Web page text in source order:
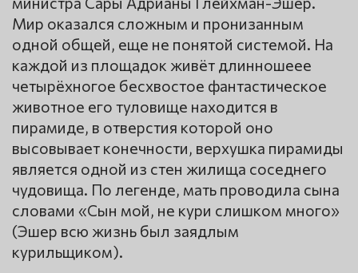
Мир оказался сложным и пронизанным
одной общей, еще не понятой системой. На
каждой из площадок живёт длинношеее
четырёхногое бесхвостое фантастическое
животное его туловище находится в
пирамиде, в отверстия которой оно
высовывает конечности, верхушка пирамиды
является одной из стен жилища соседнего
чудовища. По легенде, мать проводила сына
словами «Сын мой, не кури слишком много»
(Эшер всю жизнь был заядлым
курильщиком).